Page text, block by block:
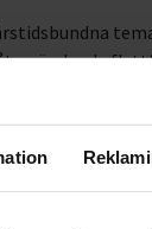
eller
industrins
om hur